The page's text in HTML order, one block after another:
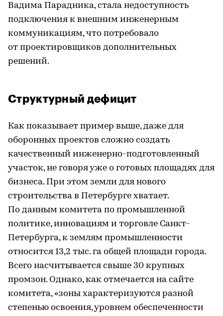
Вадима Парадника, стала недоступность
подключения к внешним инженерным
коммуникациям, что потребовало
от проектировщиков дополнительных
решений.
Структурный дефицит
Как показывает пример выше, даже для
оборонных проектов сложно создать
качественный инженерно-подготовленный
участок, не говоря уже о готовых площадях для
бизнеса. При этом земли для нового
строительства в Петербурге хватает.
По данным комитета по промышленной
политике, инновациям и торговле Санкт-
Петербурга, к землям промышленности
относится 13,2 тыс. га общей площади города.
Всего насчитывается свыше 30 крупных
промзон. Однако, как отмечается на сайте
комитета, «зоны характеризуются разной
степенью освоения, уровнем обеспеченности